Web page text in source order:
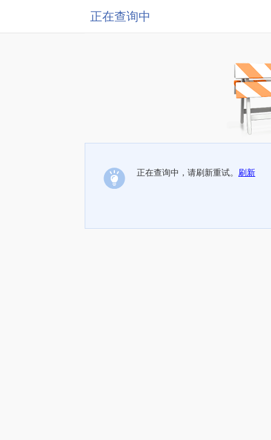
正在查询中
正在查询中，请刷新重试。 刷新